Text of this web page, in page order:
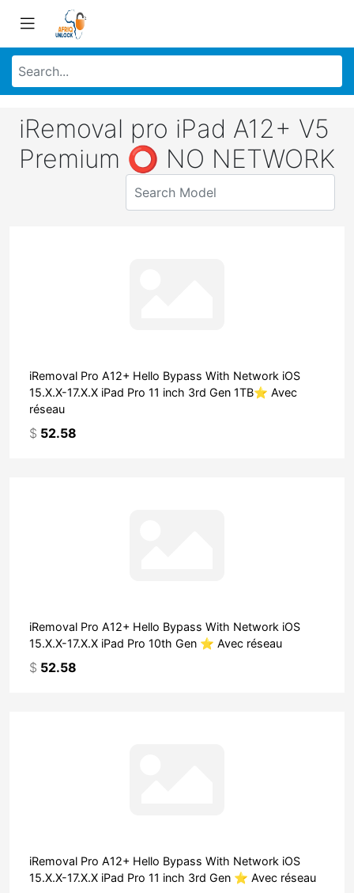
iRemoval pro iPad A12+ V5
Premium ⭕ NO NETWORK
iRemoval Pro A12+ Hello Bypass With Network iOS
15.X.X-17.X.X iPad Pro 11 inch 3rd Gen 1TB⭐ Avec
réseau
$ 52.58
iRemoval Pro A12+ Hello Bypass With Network iOS
15.X.X-17.X.X iPad Pro 10th Gen ⭐ Avec réseau
$ 52.58
iRemoval Pro A12+ Hello Bypass With Network iOS
15.X.X-17.X.X iPad Pro 11 inch 3rd Gen ⭐ Avec réseau